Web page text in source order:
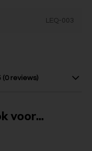
LEQ-003
(0 reviews)
voor...